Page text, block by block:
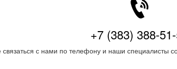
+7 (383) 388-
с нами по телефону и наши специалисты